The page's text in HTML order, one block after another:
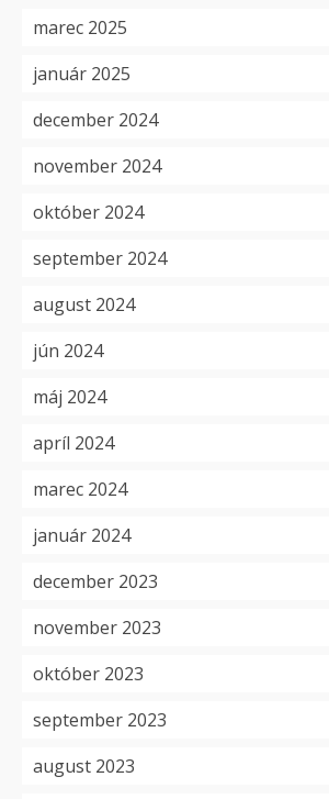
marec 2025
január 2025
december 2024
november 2024
október 2024
september 2024
august 2024
jún 2024
máj 2024
apríl 2024
marec 2024
január 2024
december 2023
november 2023
október 2023
september 2023
august 2023